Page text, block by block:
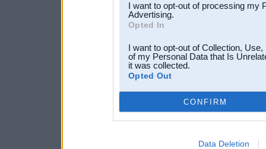
I want to opt-out of processing my
Advertising.
Opted In
I want to opt-out of Collection,
of my Personal Data that Is
it was collected.
Opted Out
CONFIRM
Data Deletion